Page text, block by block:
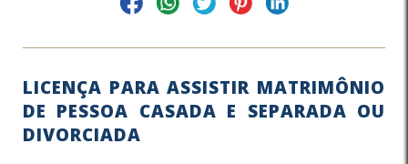
LICENÇA PARA ASSISTIR MATRIMÔNIO
DE PESSOA CASADA E SEPARADA OU
DIVORCIADA